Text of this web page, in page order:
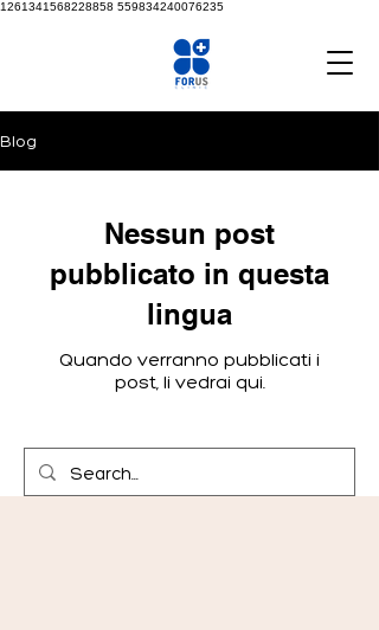
1261341568228858 559834240076235
Blog
Nessun post
pubblicato in questa
lingua
Quando verranno pubblicati i
post, li vedrai qui.